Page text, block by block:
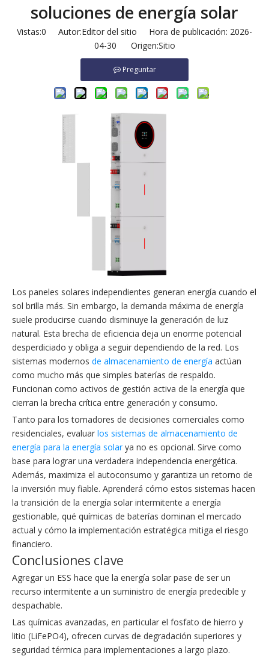
soluciones de energía solar
Vistas:0 Autor:Editor del sitio Hora de publicación: 2026-
04-30 Origen:Sitio
Preguntar
Los paneles solares independientes generan energía cuando el
sol brilla más. Sin embargo, la demanda máxima de energía
suele producirse cuando disminuye la generación de luz
natural. Esta brecha de eficiencia deja un enorme potencial
desperdiciado y obliga a seguir dependiendo de la red. Los
sistemas modernos de almacenamiento de energía actúan
como mucho más que simples baterías de respaldo.
Funcionan como activos de gestión activa de la energía que
cierran la brecha crítica entre generación y consumo.
Tanto para los tomadores de decisiones comerciales como
residenciales, evaluar los sistemas de almacenamiento de
energía para la energía solarya no es opcional. Sirve como
base para lograr una verdadera independencia energética.
Además, maximiza el autoconsumo y garantiza un retorno de
la inversión muy fiable. Aprenderá cómo estos sistemas hacen
la transición de la energía solar intermitente a energía
gestionable, qué químicas de baterías dominan el mercado
actual y cómo la implementación estratégica mitiga el riesgo
financiero.
Conclusiones clave
Agregar un ESS hace que la energía solar pase de ser un
recurso intermitente a un suministro de energía predecible y
despachable.
Las químicas avanzadas, en particular el fosfato de hierro y
litio (LiFePO4), ofrecen curvas de degradación superiores y
seguridad térmica para implementaciones a largo plazo.